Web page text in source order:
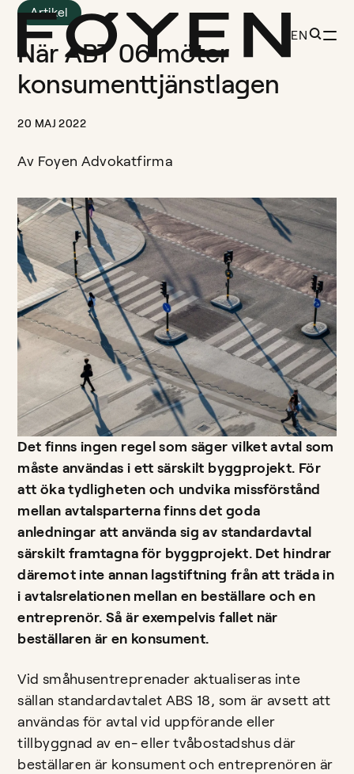
EN
Artikel
När ABT 06 möter
konsumenttjänstlagen
20 MAJ 2022
Av Foyen Advokatfirma
Det finns ingen regel som säger vilket avtal som
måste användas i ett särskilt byggprojekt. För
att öka tydligheten och undvika missförstånd
mellan avtalsparterna finns det goda
anledningar att använda sig av standardavtal
särskilt framtagna för byggprojekt. Det hindrar
däremot inte annan lagstiftning från att träda in
i avtalsrelationen mellan en beställare och en
entreprenör. Så är exempelvis fallet när
beställaren är en konsument.
Vid småhusentreprenader aktualiseras inte
sällan standardavtalet ABS 18, som är avsett att
användas för avtal vid uppförande eller
tillbyggnad av en- eller tvåbostadshus där
beställaren är konsument och entreprenören är